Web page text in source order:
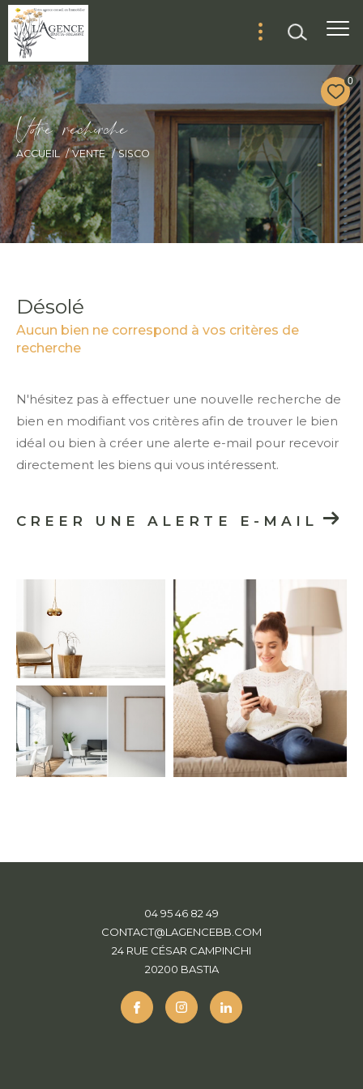
0
Vore recece
ACCUEIL VENTE SISCO
Désolé
Aucun bien ne correspond à vos critères de
recherche
N'hésitez pas à effectuer une nouvelle recherche de
bien en modifiant vos critères afin de trouver le bien
idéal ou bien à créer une alerte e-mail pour recevoir
directement les biens qui vous intéressent.
CREER UNE ALERTE E-MAIL
04 95 46 82 49
CONTACT@LAGENCEBB.COM
24 RUE CÉSAR CAMPINCHI
20200
BASTIA